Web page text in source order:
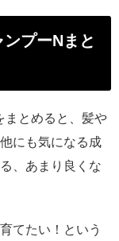
プーNまと
まとめると、髪や
にも気になる成
、あまり良くな
てたい！という